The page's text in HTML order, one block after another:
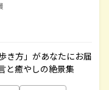
き方」があなたにお届
と癒やしの絶景集